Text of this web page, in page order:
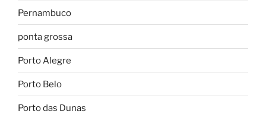
Pernambuco
ponta grossa
Porto Alegre
Porto Belo
Porto das Dunas